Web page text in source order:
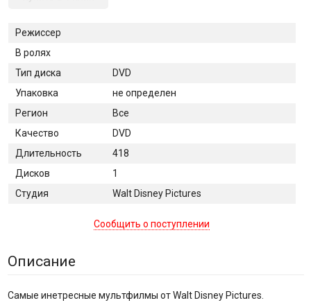
Режиссер
В ролях
Тип диска
DVD
Упаковка
не определен
Регион
Все
Качество
DVD
Длительность
418
Дисков
1
Студия
Walt Disney Pictures
Сообщить о поступлении
Описание
Самые инетресные мультфилмы от Walt Disney Pictures.